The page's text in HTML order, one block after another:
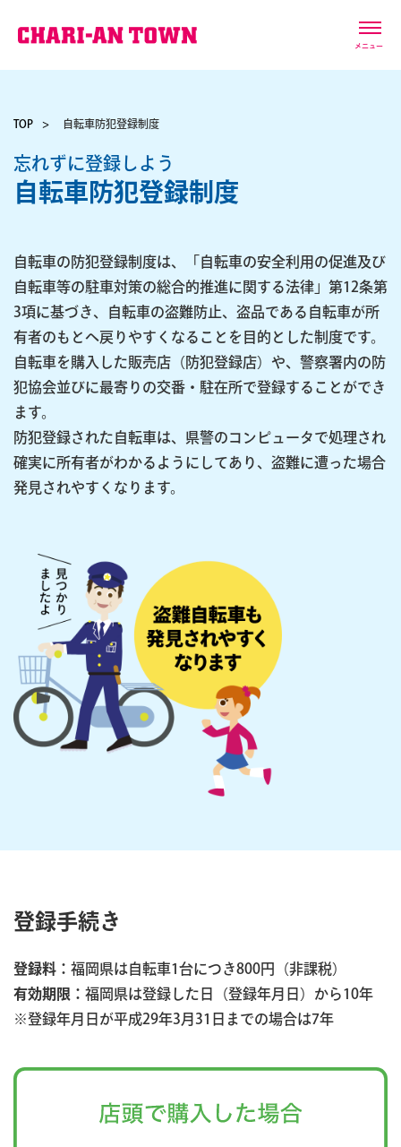
メニュー
TOP 自転車防犯登録制度
忘れずに登録しよう
自転車防犯登録制度
自転車の防犯登録制度は、「自転車の安全利用の促進及び
自転車等の駐車対策の総合的推進に関する法律」第12条第
3項に基づき、自転車の盗難防止、盗品である自転車が所
有者のもとへ戻りやすくなることを目的とした制度です。
自転車を購入した販売店（防犯登録店）や、警察署内の防
犯協会並びに最寄りの交番・駐在所で登録することができ
ます。
防犯登録された自転車は、県警のコンピュータで処理され
確実に所有者がわかるようにしてあり、盗難に遭った場合
発見されやすくなります。
登録手続き
登録料： 福岡県は自転車1台につき800円（非課税）
有効期限： 福岡県は登録した日（登録年月日）から10年
※登録年月日が平成29年3月31日までの場合は7年